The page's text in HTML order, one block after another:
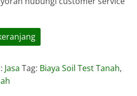
Jasa Tag: Biaya Soil Test Tanah,